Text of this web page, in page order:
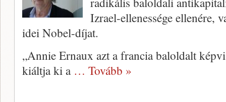
Izrael-ellenessége ellenére,
idei Nobel-díjat.
„Annie Ernaux azt a francia baloldalt
kiáltja ki a … Tovább »